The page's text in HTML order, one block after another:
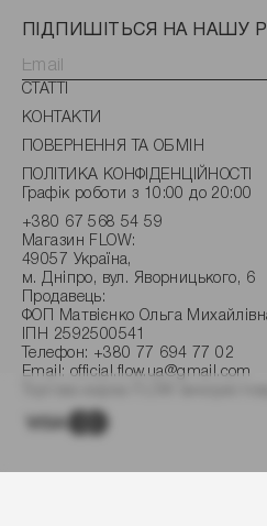
ПІДПИШІТЬСЯ НА НАШУ
СТАТТІ
КОНТАКТИ
ПОВЕРНЕННЯ ТА ОБМІН
ПОЛІТИКА КОНФІДЕНЦІЙНОСТІ
Графік роботи з 10:00 до 20:00
+380 67 568 54 59
Магазин FLOW:
49057 Україна,
м. Дніпро, вул. Яворницького, 6
Продавець:
ФОП Матвієнко Ольга
ІПН 2592500541
Телефон: +380 77 694 77 02
Email: official.flow.ua@gmail.com